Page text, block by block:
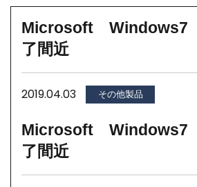
Microsoft Windows7
了間近
2019.04.03 その他製品
Microsoft Windows7
了間近